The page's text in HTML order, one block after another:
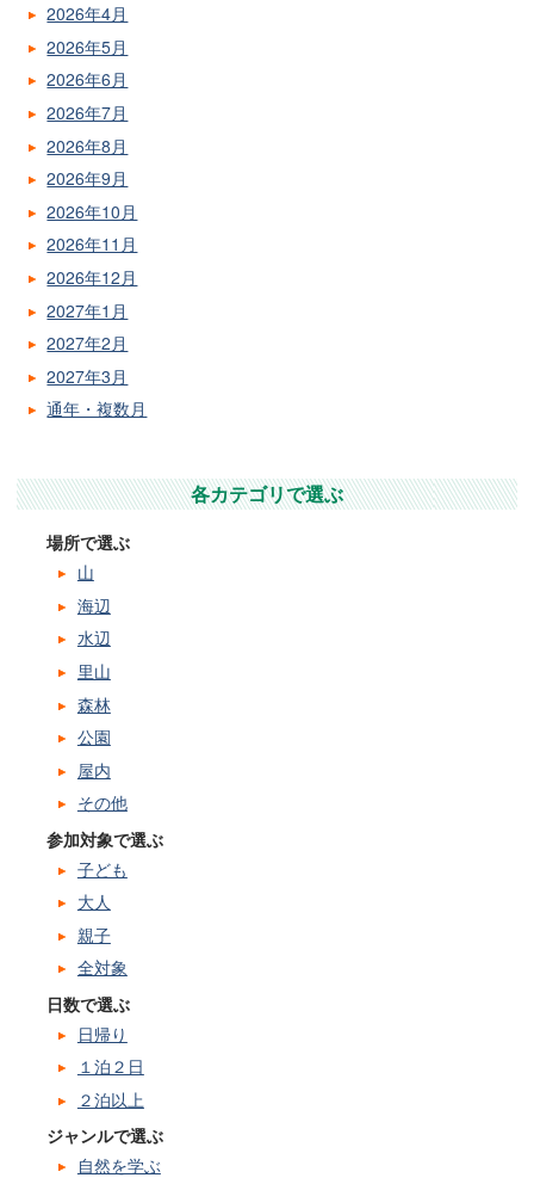
2026年4月
2026年5月
2026年6月
2026年7月
2026年8月
2026年9月
2026年10月
2026年11月
2026年12月
2027年1月
2027年2月
2027年3月
通年・複数月
各カテゴリで選ぶ
場所で選ぶ
山
海辺
水辺
里山
森林
公園
屋内
その他
参加対象で選ぶ
子ども
大人
親子
全対象
日数で選ぶ
日帰り
１泊２日
２泊以上
ジャンルで選ぶ
自然を学ぶ